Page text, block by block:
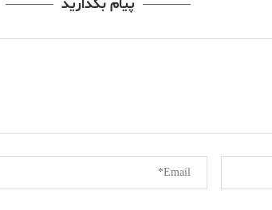
پیام بگذارید